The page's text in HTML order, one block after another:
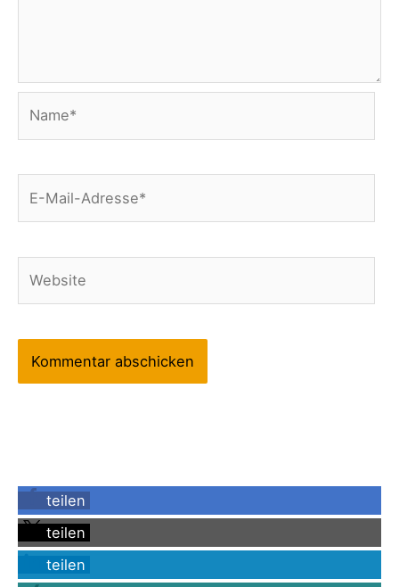
Mail-
teilen
teilen
teilen